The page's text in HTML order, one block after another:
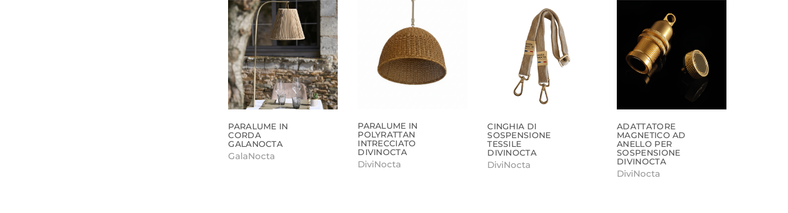
PARALUME IN
CORDA
GALANOCTA
GalaNocta
PARALUME IN
POLYRATTAN
INTRECCIATO
DIVINOCTA
DiviNocta
CINGHIA DI
SOSPENSIONE
TESSILE
DIVINOCTA
DiviNocta
ADATTATORE
MAGNETICO AD
ANELLO PER
SOSPENSIONE
DIVINOCTA
DiviNocta